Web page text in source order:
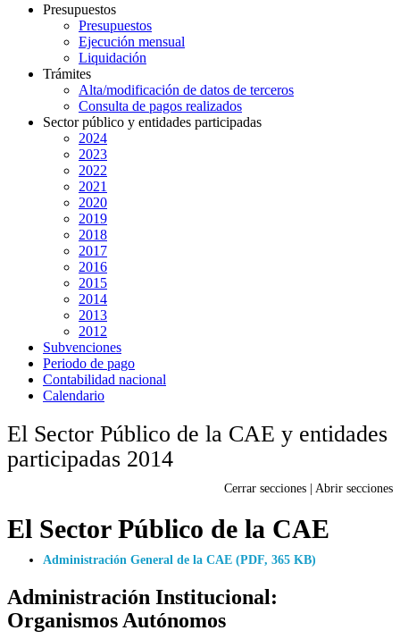
Presupuestos
Presupuestos
Ejecución mensual
Liquidación
Trámites
Alta/modificación de datos de terceros
Consulta de pagos realizados
Sector público y entidades participadas
2024
2023
2022
2021
2020
2019
2018
2017
2016
2015
2014
2013
2012
Subvenciones
Periodo de pago
Contabilidad nacional
Calendario
El Sector Público de la CAE y entidades
participadas 2014
Cerrar secciones | Abrir secciones
El Sector Público de la CAE
Administración General de la CAE (PDF, 365 KB)
Administración Institucional:
Organismos Autónomos